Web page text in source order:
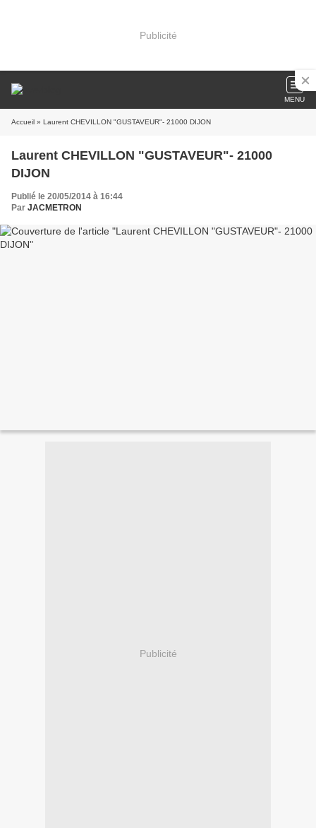
Publicité
MENU
Accueil » Laurent CHEVILLON "GUSTAVEUR"- 21000 DIJON
Laurent CHEVILLON "GUSTAVEUR"- 21000
DIJON
Publié le 20/05/2014 à 16:44
Par JACMETRON
Publicité